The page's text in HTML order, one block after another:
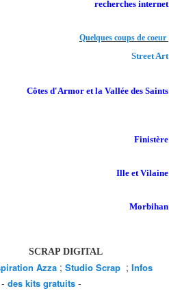
recherches internet
Quelques coups de coeur
Street Art
Côtes d'Armor et la Vallée des Saints
Finistère
Ille et Vilaine
Morbihan
SCRAP DIGITAL
Azza ; Studio Scrap ; Infos
des kits gratuits -